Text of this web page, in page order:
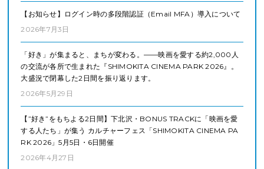
【お知らせ】ログイン時の多段階認証（Email MFA）導入について
2026年7月3日
「好き」が集まると、まちが変わる。——映画を愛する約2,000人
の交流が各所で生まれた『SHIMOKITA CINEMA PARK 2026』。
大盛況で閉幕した2日間を振り返ります。
2026年5月29日
【”好き”をもちよる2日間】下北沢・BONUS TRACKに「映画を愛
する人たち」が集う カルチャーフェス「SHIMOKITA CINEMA PA
RK 2026」5月5日・6日開催
2026年4月27日